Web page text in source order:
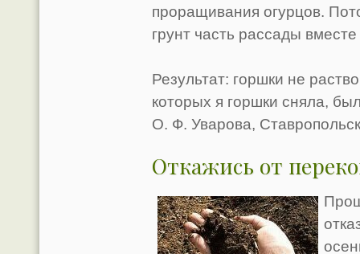
проращивания огурцов.
грунт часть рассады
Результат: горшки не
которых я горшки сняла,
О. Ф. Уварова,
Откажись от